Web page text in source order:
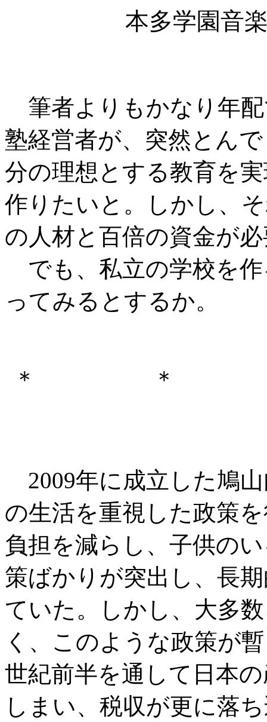
本多学園音
筆者よりもかなり年
塾経営者が、突然とん
分の理想とする教育を
作りたいと。しかし、
の人材と百倍の資金が
でも、私立の学校を
ってみるとするか。
＊
2009年に成立した鳩
の生活を重視した政策
負担を減らし、子供の
策ばかりが突出し、長
ていた。しかし、大多
く、このような政策が
世紀前半を通して日本
しまい、税収が更に落